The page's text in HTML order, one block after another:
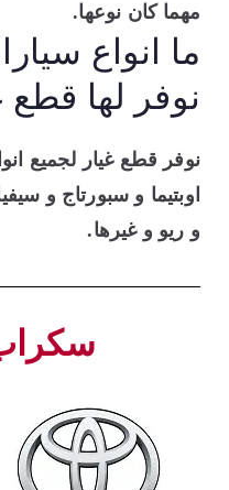
مهما كان نوعها.
ما انواع
نوفر لها قطع
نوفر قطع غيار لجميع
اوبتيما و سبورتاج و
و ريو و غيرها.